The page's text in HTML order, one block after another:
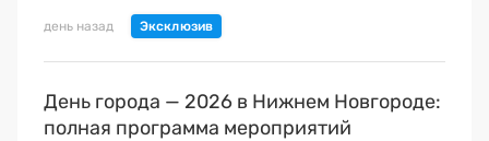
день назад
День города — 2026 в Нижнем Новгороде:
полная программа мероприятий